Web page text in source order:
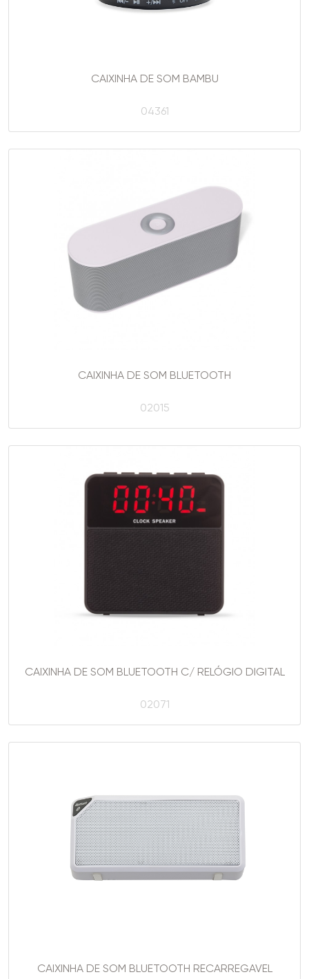
CAIXINHA DE SOM BAMBU
04361
CAIXINHA DE SOM BLUETOOTH
02015
CAIXINHA DE SOM BLUETOOTH C/ RELÓGIO DIGITAL
02071
CAIXINHA DE SOM BLUETOOTH RECARREGAVEL